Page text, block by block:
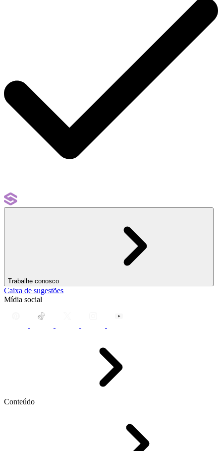
Trabalhe conosco
Caixa de sugestões
Mídia social
Conteúdo